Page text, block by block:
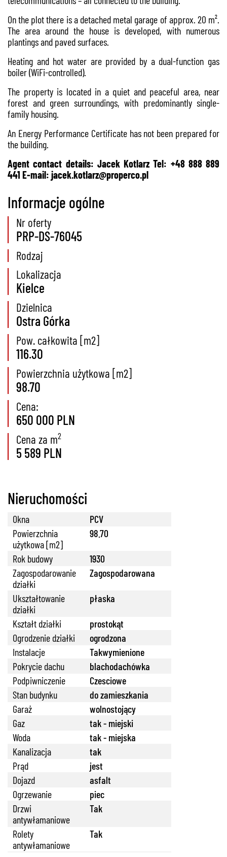
On the plot there is a detached metal garage of approx. 20 m².
The area around the house is developed, with numerous
plantings and paved surfaces.
Heating and hot water are provided by a dual-function gas
boiler (WiFi-controlled).
The property is located in a quiet and peaceful area, near
forest and green surroundings, with predominantly single-
family housing.
An Energy Performance Certificate has not been prepared for
the building.
Agent contact details: Jacek Kotlarz Tel: +48 888 889
441 E-mail: jacek.kotlarz@properco.pl
Informacje ogólne
Nr oferty
PRP-DS-76045
Rodzaj
Lokalizacja
Kielce
Dzielnica
Ostra Górka
Pow. całkowita [m2]
116.30
Powierzchnia użytkowa [m2]
98.70
Cena:
650 000 PLN
Cena za m2
5 589 PLN
Nieruchomości
Okna
PCV
Powierzchnia
użytkowa [m2]
98.70
Rok budowy
1930
Zagospodarowanie
działki
Zagospodarowana
Ukształtowanie
działki
płaska
Kształt działki
prostokąt
Ogrodzenie działki
ogrodzona
Instalacje
Takwymienione
Pokrycie dachu
blachodachówka
Podpiwniczenie
Czesciowe
Stan budynku
do zamieszkania
Garaż
wolnostojący
Gaz
tak - miejski
Woda
tak - miejska
Kanalizacja
tak
Prąd
jest
Dojazd
asfalt
Ogrzewanie
piec
Drzwi
antywłamaniowe
Tak
Rolety
antywłamaniowe
Tak